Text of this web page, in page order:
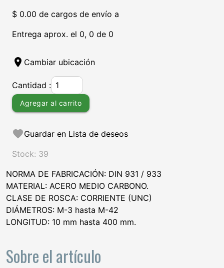
$ 0.00 de cargos de envío a
Entrega aprox. el 0, 0 de 0
location_on Cambiar ubicación
Cantidad :
Agregar al carrito
favoriteGuardar en Lista de deseos
Stock: 39
NORMA DE FABRICACIÓN: DIN 931 / 933
MATERIAL: ACERO MEDIO CARBONO.
CLASE DE ROSCA: CORRIENTE (UNC)
DIÁMETROS: M-3 hasta M-42
LONGITUD: 10 mm hasta 400 mm.
Sobre el artículo